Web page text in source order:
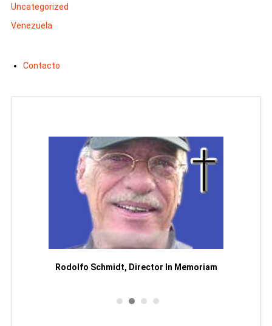
Uncategorized
Venezuela
Contacto
Rodolfo Schmidt, Director In Memoriam